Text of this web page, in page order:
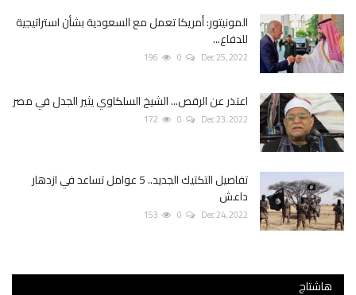
المونيتور: أمريكا تعمل مع السعودية بشأن استراتيجية
للدفاع...
Dec 25, 2022
0
196
اعتذر عن الرقص... الشيخ السلكاوي يثير الجدل في مصر
Dec 23, 2022
0
172
تفاصيل التكتيك الجديد.. 5 عوامل تساعد في ازدهار
داعش
Dec 24, 2022
0
153
هاشتاج